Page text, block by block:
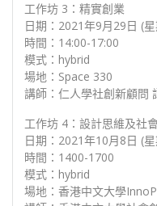
工作坊 3：精實創業
日期：2021年9月29日 (
時間：14:00-17:00
模式：hybrid
場地：Space 330
講師：仁人學社創新顧問
工作坊 4：設計思維及社
日期：2021年10月8日 (
時間：1400-1700
模式：hybrid
場地：香港中文大學